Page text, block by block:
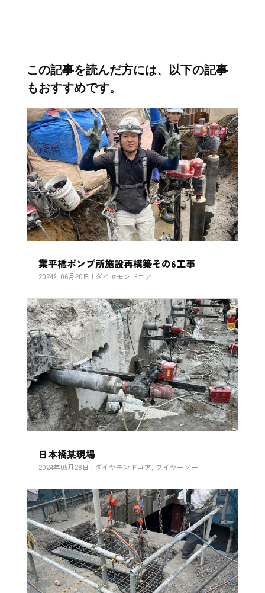
この記事を読んだ方には、以下の記事
もおすすめです。
業平橋ポンプ所施設再構築その6工事
2024年06月20日 | ダイヤモンドコア
日本橋某現場
2024年05月28日 | ダイヤモンドコア ワイヤーソー